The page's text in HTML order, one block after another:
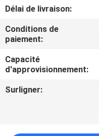
LA
QUALITÉ
CONTACT
NOUVELLES
Délai de livraison:
Conditions de
paiement:
Capacité
d'approvisionnement:
Surligner: